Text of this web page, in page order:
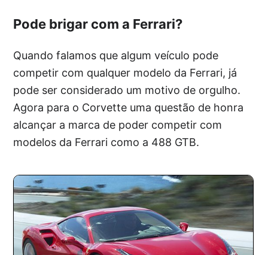
Pode brigar com a Ferrari?
Quando falamos que algum veículo pode
competir com qualquer modelo da Ferrari, já
pode ser considerado um motivo de orgulho.
Agora para o Corvette uma questão de honra
alcançar a marca de poder competir com
modelos da Ferrari como a 488 GTB.